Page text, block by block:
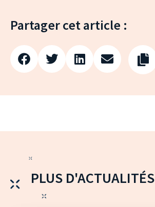
Partager cet article :
PLUS D'ACTUALITÉS